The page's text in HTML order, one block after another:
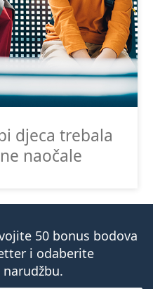
djeca trebala
naočale
50 bonus bodova
i odaberite